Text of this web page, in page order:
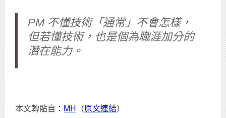
PM 不懂技術「通常」不會怎樣，
但若懂技術，也是個為職涯加分的
潛在能力。
本文轉貼自： MH （原文連結）